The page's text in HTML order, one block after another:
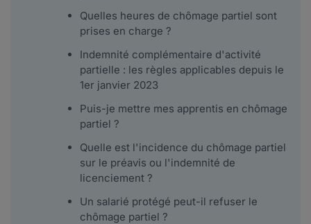
Quelles heures de chômage partiel sont
prises en charge ?
Indemnité complémentaire d'activité
partielle : les règles applicables depuis le
1er janvier 2023
Puis-je mettre mes apprentis en chômage
partiel ?
Quelle est l'incidence du chômage partiel
sur le préavis ou l'indemnité de
licenciement ?
Un salarié protégé peut-il refuser le
chômage partiel ?